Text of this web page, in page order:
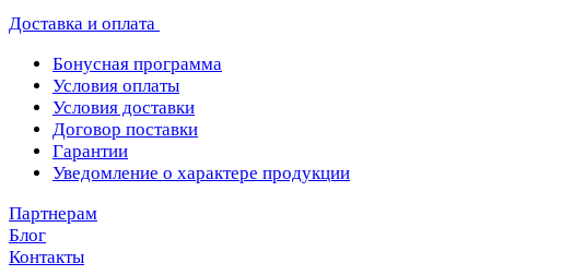
Доставка и оплата
Бонусная программа
Условия оплаты
Условия доставки
Договор поставки
Гарантии
Уведомление о характере продукции
Партнерам
Блог
Контакты